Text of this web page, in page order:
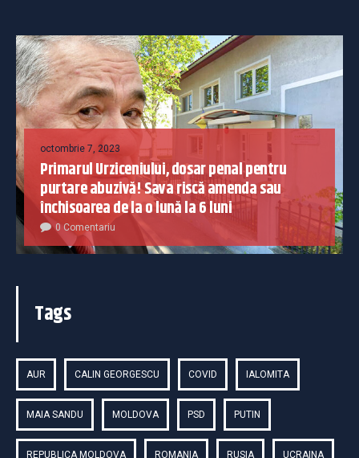
octombrie 7, 2023
Primarul Urziceniului, dosar penal pentru
purtare abuzivă! Sava riscă amenda sau
închisoarea de la o lună la 6 luni
0 Comentariu
Tags
AUR CALIN GEORGESCU COVID IALOMITA
MAIA SANDU MOLDOVA PSD PUTIN
REPUBLICA MOLDOVA ROMANIA RUSIA UCRAINA